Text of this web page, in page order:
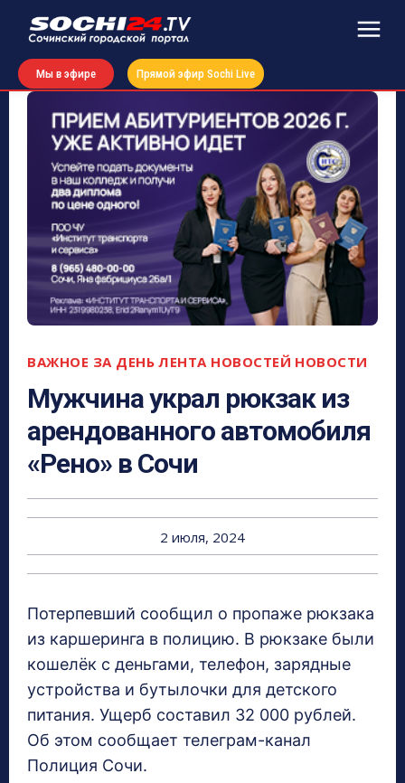
Мы в эфире Прямой эфир Sochi Live
ВАЖНОЕ ЗА ДЕНЬ ЛЕНТА НОВОСТЕЙ НОВОСТИ
Мужчина украл рюкзак из
арендованного автомобиля
«Рено» в Сочи
2 июля, 2024
Потерпевший сообщил о пропаже рюкзака
из каршеринга в полицию. В рюкзаке были
кошелёк с деньгами, телефон, зарядные
устройства и бутылочки для детского
питания. Ущерб составил 32 000 рублей.
Об этом сообщает телеграм-канал
Полиция Сочи.